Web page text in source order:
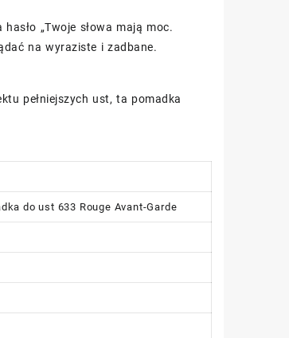
„Twoje słowa mają moc.
na wyraziste i zadbane.
pełniejszych ust, ta pomadka
do ust 633 Rouge Avant-Garde